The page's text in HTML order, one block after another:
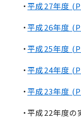
・平成27年度
・平成26年度
・平成25年度
・平成24年度
・平成23年度
・平成22年度の